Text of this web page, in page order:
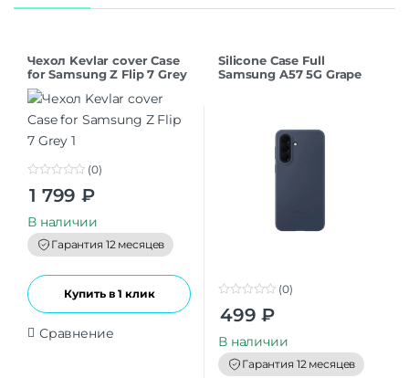
Чехол Kevlar cover Case
for Samsung Z Flip 7 Grey
t
o
f
5
(0)
1 799 ₽
В наличии
Гарантия 12 месяцев
Купить в 1 клик
Сравнение
Silicone Case Full
Samsung A57 5G Grape
o
t
o
f
5
(0)
499 ₽
В наличии
Гарантия 12 месяцев